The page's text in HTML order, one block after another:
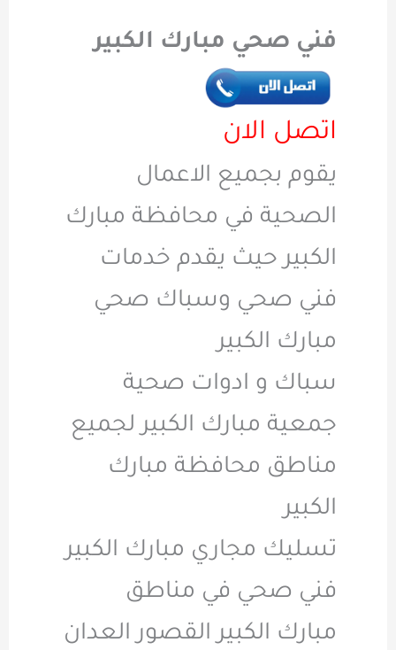
فني صحي مبارك الكبير
اتصل الان
يقوم بجميع الاعمال
الصحية في محافظة مبارك
الكبير حيث يقدم خدمات
فني صحي وسباك صحي
مبارك الكبير
سباك و ادوات صحية
جمعية مبارك الكبير لجميع
مناطق محافظة مبارك
الكبير
تسليك مجاري مبارك الكبير
فني صحي في مناطق
مبارك الكبير القصور العدان